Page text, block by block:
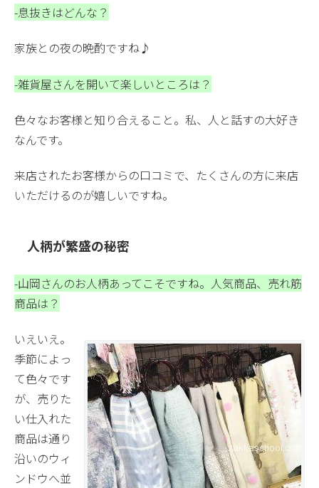
-息抜きはどんな？
家族との夜の晩酌ですね♪
-雑貨屋さんを開いて楽しいところは？
色々なお客様と知り合えること。私、人と話すの大好き
なんです。
来店されたお客様からの口コミで、たくさんの方に来店
いただけるのが嬉しいですね。
人柄が繁盛の秘密
-山岡さんのお人柄あってこそですね。 人気商品、売れ筋
商品は？
いえいえ。
季節によっ
て色々です
が、売りた
い仕入れた
商品は通り
沿いのウィ
ンドウへ並